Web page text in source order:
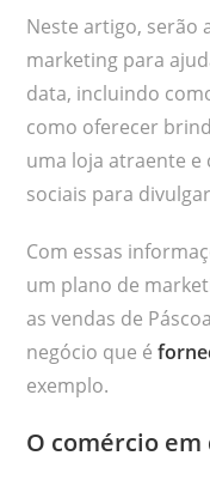
Neste artigo, serão
marketing para
data, incluindo
como oferecer
uma loja atraente
sociais para
Com essas
um plano de
as vendas de
negócio que é
exemplo.
O comércio